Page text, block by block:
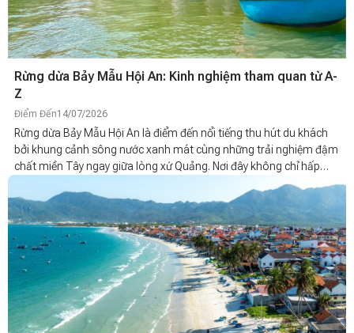
Rừng dừa Bảy Mẫu Hội An: Kinh nghiệm tham quan từ A-
Z
Điểm Đến14/07/2026
Rừng dừa Bảy Mẫu Hội An là điểm đến nổi tiếng thu hút du khách
bởi khung cảnh sông nước xanh mát cùng những trải nghiệm đậm
chất miền Tây ngay giữa lòng xứ Quảng. Nơi đây không chỉ hấp
dẫn với hoạt động chèo thuyền thúng mà còn mang đến nhiều trải
nghiệm văn hóa, ẩm thực và giải trí thú vị. Nếu bạn đang tìm hiểu
rừng dừa Bảy Mẫu Hội An có gì, giá vé, địa chỉ rừng hay muốn lựa
chọn tour rừng dừa Bảy Mẫu Hội An phù hợp, bài viết này sẽ chia sẻ
đầy đủ kinh nghiệm giúp bạn lên kế hoạch tham quan dễ dàng và
tiết kiệm.